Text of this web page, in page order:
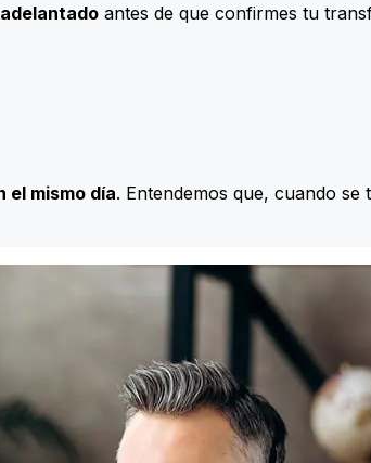
antes de que confirmes tu
el mismo día. Entendemos que, cuando